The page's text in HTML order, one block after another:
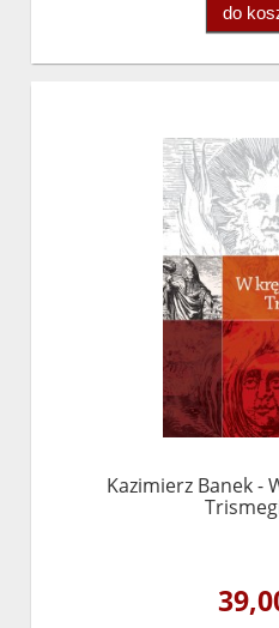
do
Kazimierz Banek -